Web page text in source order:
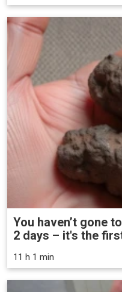
You haven’t gone
2 days – it's the
11 h 1 min